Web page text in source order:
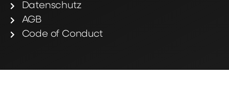
Datenschutz
AGB
Code of Conduct